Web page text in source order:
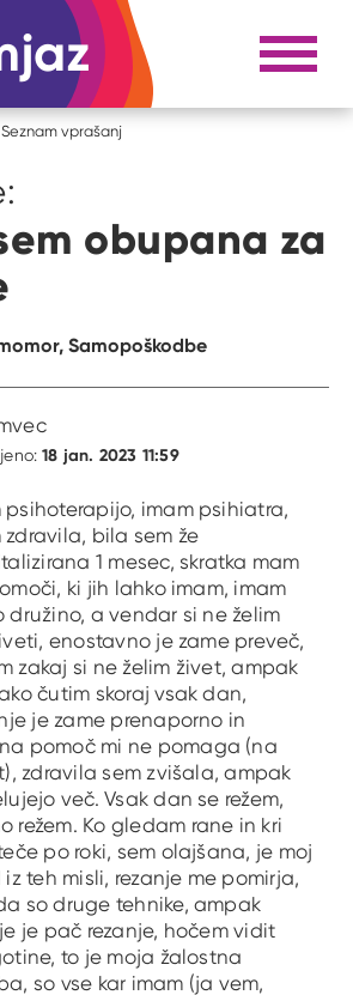
#to sem jaz Razpri
Seznam vprašanj
obupana za
Samopoškodbe
18 jan. 2023 11:59
psihoterapijo, imam psihiatra,
zdravila, bila sem že
1 mesec, skratka mam
ki jih lahko imam, imam
družino, a vendar si ne želim
enostavno je zame preveč,
zakaj si ne želim živet, ampak
čutim skoraj vsak dan,
je zame prenaporno in
pomoč mi ne pomaga (na
zdravila sem zvišala, ampak
več. Vsak dan se režem,
režem. Ko gledam rane in kri
po roki, sem olajšana, je moj
iz teh misli, rezanje me pomirja,
so druge tehnike, ampak
je pač rezanje, hočem vidit
to je moja žalostna
so vse kar imam (ja vem,